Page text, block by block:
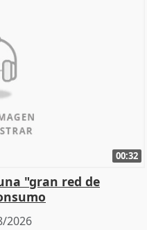
00:32
"gran red de
2026